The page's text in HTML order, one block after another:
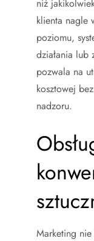
niż
klienta nagle
poziomu,
działania lub
pozwala na
kosztowej
nadzoru.
Marketing